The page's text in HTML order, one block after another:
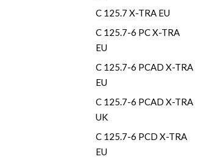
C 125.7 X-TRA EU
C 125.7-6 PC X-TRA
EU
C 125.7-6 PCAD X-TRA
EU
C 125.7-6 PCAD X-TRA
UK
C 125.7-6 PCD X-TRA
EU